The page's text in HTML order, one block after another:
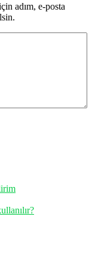
adım, e-posta